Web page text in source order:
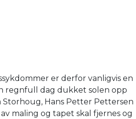
er derfor vanligvis en
regnfull dag dukket solen opp
Storhoug, Hans Petter Pettersen
maling og tapet skal fjernes og